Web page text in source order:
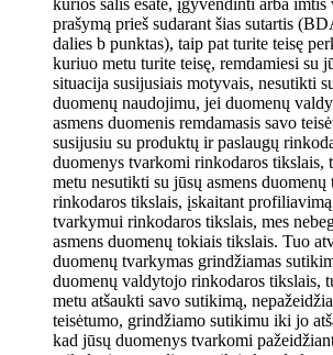
kurios šalis esate, įgyvendinti arba imtis
prašymą prieš sudarant šias sutartis
dalies b punktas), taip pat turite teisę
kuriuo metu turite teisę, remdamiesi su
situacija susijusiais motyvais, nesutikti
duomenų naudojimu, jei duomenų
asmens duomenis remdamasis savo
susijusiu su produktų ir paslaugų
duomenys tvarkomi rinkodaros tikslais,
metu nesutikti su jūsų asmens
rinkodaros tikslais, įskaitant
tvarkymui rinkodaros tikslais, mes
asmens duomenų tokiais tikslais. Tuo
duomenų tvarkymas grindžiamas
duomenų valdytojo rinkodaros tikslais,
metu atšaukti savo sutikimą,
teisėtumo, grindžiamo sutikimu iki jo
kad jūsų duomenys tvarkomi